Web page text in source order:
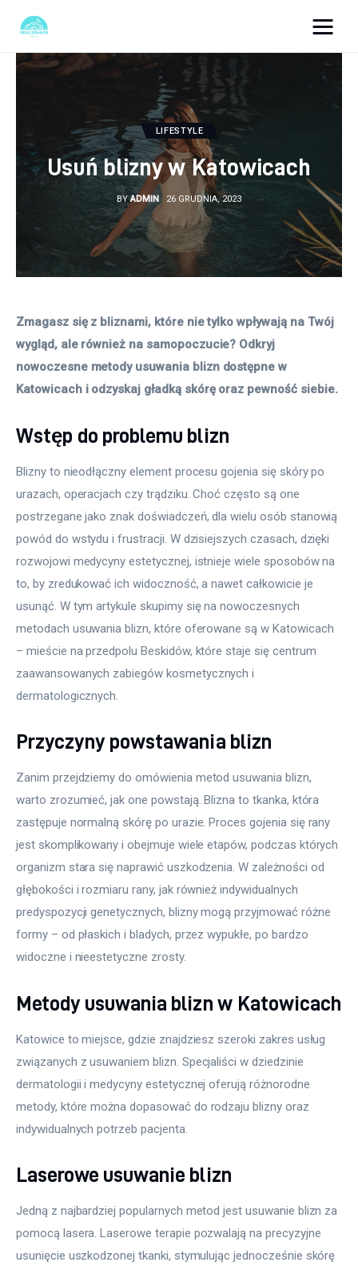
Lifestyle
Dom i ogród
Uroda
Zdrowie
LIFESTYLE
Usuń blizny w Katowicach
BY ADMIN 26 GRUDNIA, 2023
Zmagasz się z bliznami, które nie tylko wpływają na Twój
wygląd, ale również na samopoczucie? Odkryj
nowoczesne metody usuwania blizn dostępne w
Katowicach i odzyskaj gładką skórę oraz pewność siebie.
Wstęp do problemu blizn
Blizny to nieodłączny element procesu gojenia się skóry po
urazach, operacjach czy trądziku. Choć często są one
postrzegane jako znak doświadczeń, dla wielu osób stanowią
powód do wstydu i frustracji. W dzisiejszych czasach, dzięki
rozwojowi medycyny estetycznej, istnieje wiele sposobów na
to, by zredukować ich widoczność, a nawet całkowicie je
usunąć. W tym artykule skupimy się na nowoczesnych
metodach usuwania blizn, które oferowane są w Katowicach
– mieście na przedpolu Beskidów, które staje się centrum
zaawansowanych zabiegów kosmetycznych i
dermatologicznych.
Przyczyny powstawania blizn
Zanim przejdziemy do omówienia metod usuwania blizn,
warto zrozumieć, jak one powstają. Blizna to tkanka, która
zastępuje normalną skórę po urazie. Proces gojenia się rany
jest skomplikowany i obejmuje wiele etapów, podczas których
organizm stara się naprawić uszkodzenia. W zależności od
głębokości i rozmiaru rany, jak również indywidualnych
predyspozycji genetycznych, blizny mogą przyjmować różne
formy – od płaskich i bladych, przez wypukłe, po bardzo
widoczne i nieestetyczne zrosty.
Metody usuwania blizn w Katowicach
Katowice to miejsce, gdzie znajdziesz szeroki zakres usług
związanych z usuwaniem blizn. Specjaliści w dziedzinie
dermatologii i medycyny estetycznej oferują różnorodne
metody, które można dopasować do rodzaju blizny oraz
indywidualnych potrzeb pacjenta.
Laserowe usuwanie blizn
Jedną z najbardziej popularnych metod jest usuwanie blizn za
pomocą lasera. Laserowe terapie pozwalają na precyzyjne
usunięcie uszkodzonej tkanki, stymulując jednocześnie skórę